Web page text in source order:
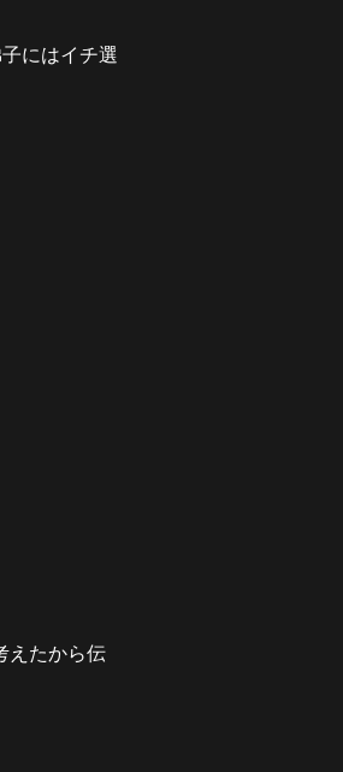
にはイチ選
えたから伝